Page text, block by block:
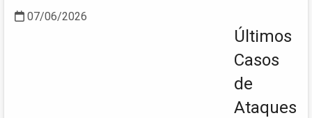
07/06/2026
Últimos
Casos
de
Ataques